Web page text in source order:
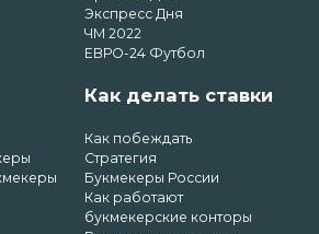
Экспресс Дня
ЧМ 2022
ЕВРО-24 Футбол
Как делать ставки
Как побеждать
Стратегия
Букмекеры России
Как работают
букмекерские конторы